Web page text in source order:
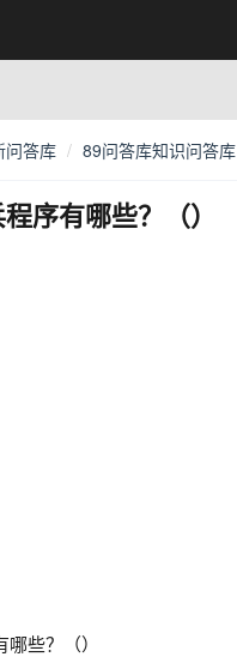
问答库 89问答库知识问答库
序有哪些？（）
些？（）